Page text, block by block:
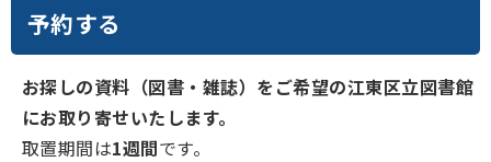
予約する
お探しの資料（図書・雑誌）をご希望の江東区立図書館
にお取り寄せいたします。
取置期間は1週間です。